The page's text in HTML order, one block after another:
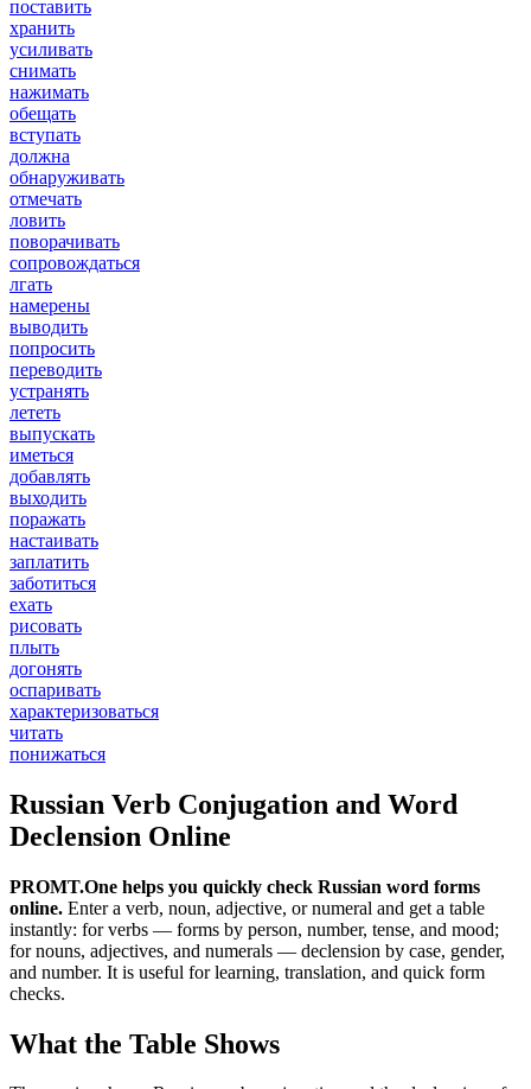
поставить
хранить
усиливать
снимать
нажимать
обещать
вступать
должна
обнаруживать
отмечать
ловить
поворачивать
сопровождаться
лгать
намерены
выводить
попросить
переводить
устранять
лететь
выпускать
иметься
добавлять
выходить
поражать
настаивать
заплатить
заботиться
ехать
рисовать
плыть
догонять
оспаривать
характеризоваться
читать
понижаться
Russian Verb Conjugation and Word
Declension Online
PROMT.One helps you quickly check Russian word forms
online. Enter a verb, noun, adjective, or numeral and get a table
instantly: for verbs — forms by person, number, tense, and mood;
for nouns, adjectives, and numerals — declension by case, gender,
and number. It is useful for learning, translation, and quick form
checks.
What the Table Shows